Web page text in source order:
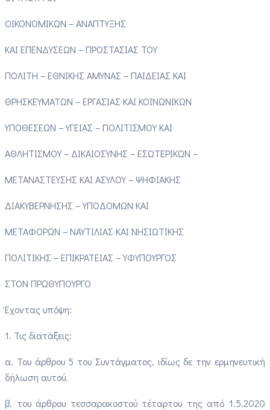
ΟΙΚΟΝΟΜΙΚΩΝ – ΑΝΑΠΤΥΞΗΣ
ΚΑΙ ΕΠΕΝΔΥΣΕΩΝ – ΠΡΟΣΤΑΣΙΑΣ ΤΟΥ
ΠΟΛΙΤΗ – ΕΘΝΙΚΗΣ ΑΜΥΝΑΣ – ΠΑΙΔΕΙΑΣ ΚΑΙ
ΘΡΗΣΚΕΥΜΑΤΩΝ – ΕΡΓΑΣΙΑΣ ΚΑΙ ΚΟΙΝΩΝΙΚΩΝ
ΥΠΟΘΕΣΕΩΝ – ΥΓΕΙΑΣ – ΠΟΛΙΤΙΣΜΟΥ ΚΑΙ
ΑΘΛΗΤΙΣΜΟΥ – ΔΙΚΑΙΟΣΥΝΗΣ – ΕΣΩΤΕΡΙΚΩΝ –
ΜΕΤΑΝΑΣΤΕΥΣΗΣ ΚΑΙ ΑΣΥΛΟΥ – ΨΗΦΙΑΚΗΣ
ΔΙΑΚΥΒΕΡΝΗΣΗΣ – ΥΠΟΔΟΜΩΝ ΚΑΙ
ΜΕΤΑΦΟΡΩΝ – ΝΑΥΤΙΛΙΑΣ ΚΑΙ ΝΗΣΙΩΤΙΚΗΣ
ΠΟΛΙΤΙΚΗΣ – ΕΠΙΚΡΑΤΕΙΑΣ – ΥΦΥΠΟΥΡΓΟΣ
ΣΤΟΝ ΠΡΩΘΥΠΟΥΡΓΟ
Έχοντας υπόψη:
1. Τις διατάξεις:
α. Του άρθρου 5 του Συντάγματος, ιδίως δε την ερμηνευτική
δήλωση αυτού.
β. του άρθρου τεσσαρακοστού τέταρτου της από 1.5.2020